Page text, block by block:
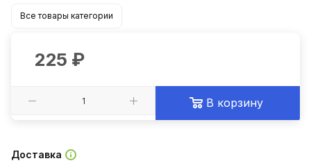
Все товары категории
225 ₽
В корзину
Доставка